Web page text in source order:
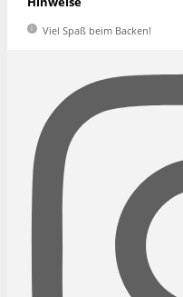
Viel Spaß beim Backen!